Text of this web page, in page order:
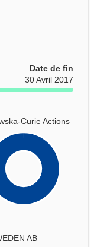
Date de fin
30 Avril 2017
Curie Actions
AB